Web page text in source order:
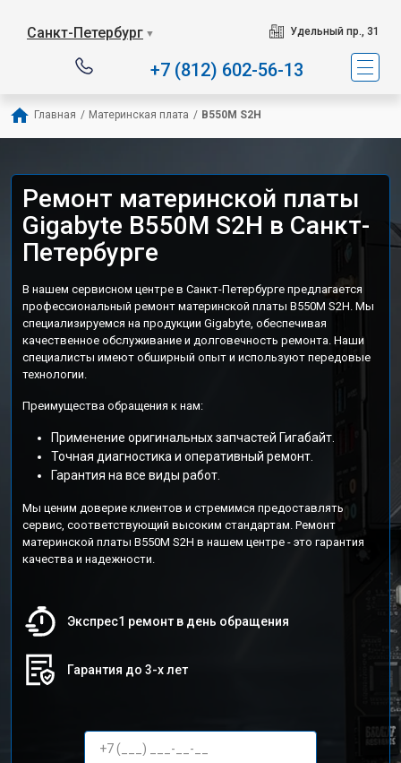
Санкт-Петербург ▼ Удельный пр., 31
+7 (812) 602-56-13
Главная / Материнская плата / B550M S2H
Ремонт материнской платы
Gigabyte B550M S2H в Санкт-
Петербурге
В нашем сервисном центре в Санкт-Петербурге предлагается
профессиональный ремонт материнской платы B550M S2H. Мы
специализируемся на продукции Gigabyte, обеспечивая
качественное обслуживание и долговечность ремонта. Наши
специалисты имеют обширный опыт и используют передовые
технологии.
Преимущества обращения к нам:
Применение оригинальных запчастей Гигабайт.
Точная диагностика и оперативный ремонт.
Гарантия на все виды работ.
Мы ценим доверие клиентов и стремимся предоставлять
сервис, соответствующий высоким стандартам. Ремонт
материнской платы B550M S2H в нашем центре - это гарантия
качества и надежности.
Экспрес1 ремонт в день обращения
Гарантия до 3-х лет